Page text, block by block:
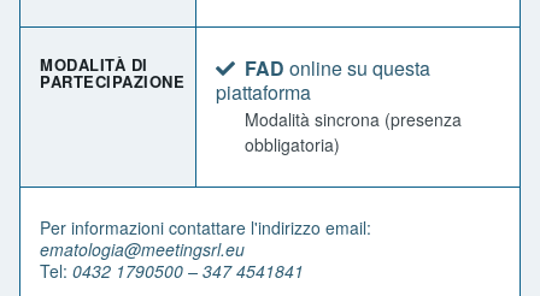
MODALITÀ DI
PARTECIPAZIONE FAD online su questa
piattaforma
Modalità sincrona (presenza
obbligatoria)
Per informazioni contattare l'indirizzo email:
ematologia@meetingsrl.eu
Tel: 0432 1790500 – 347 4541841